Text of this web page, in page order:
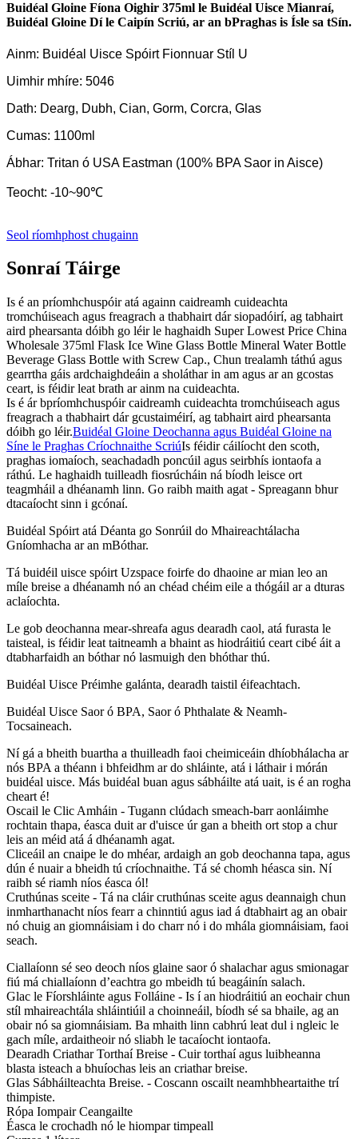
Buidéal Gloine Fíona Oighir 375ml le Buidéal Uisce Mianraí,
Buidéal Gloine Dí le Caipín Scriú, ar an bPraghas is Ísle sa tSín.
Ainm: Buidéal Uisce Spóirt Fionnuar Stíl U
Uimhir mhíre: 5046
Dath: Dearg, Dubh, Cian, Gorm, Corcra, Glas
Cumas: 1100ml
Ábhar: Tritan ó USA Eastman (100% BPA Saor in Aisce)
Teocht: -10~90℃
Seol ríomhphost chugainn
Sonraí Táirge
Is é an príomhchuspóir atá againn caidreamh cuideachta
tromchúiseach agus freagrach a thabhairt dár siopadóirí, ag tabhairt
aird phearsanta dóibh go léir le haghaidh Super Lowest Price China
Wholesale 375ml Flask Ice Wine Glass Bottle Mineral Water Bottle
Beverage Glass Bottle with Screw Cap., Chun trealamh táthú agus
gearrtha gáis ardchaighdeáin a sholáthar in am agus ar an gcostas
ceart, is féidir leat brath ar ainm na cuideachta.
Is é ár bpríomhchuspóir caidreamh cuideachta tromchúiseach agus
freagrach a thabhairt dár gcustaiméirí, ag tabhairt aird phearsanta
dóibh go léir.Buidéal Gloine Deochanna agus Buidéal Gloine na
Síne le Praghas Críochnaithe ScriúIs féidir cáilíocht den scoth,
praghas iomaíoch, seachadadh poncúil agus seirbhís iontaofa a
ráthú. Le haghaidh tuilleadh fiosrúcháin ná bíodh leisce ort
teagmháil a dhéanamh linn. Go raibh maith agat - Spreagann bhur
dtacaíocht sinn i gcónaí.
Buidéal Spóirt atá Déanta go Sonrúil do Mhaireachtálacha
Gníomhacha ar an mBóthar.
Tá buidéil uisce spóirt Uzspace foirfe do dhaoine ar mian leo an
míle breise a dhéanamh nó an chéad chéim eile a thógáil ar a dturas
aclaíochta.
Le gob deochanna mear-shreafa agus dearadh caol, atá furasta le
taisteal, is féidir leat taitneamh a bhaint as hiodráitiú ceart cibé áit a
dtabharfaidh an bóthar nó lasmuigh den bhóthar thú.
Buidéal Uisce Préimhe galánta, dearadh taistil éifeachtach.
Buidéal Uisce Saor ó BPA, Saor ó Phthalate & Neamh-
Tocsaineach.
Ní gá a bheith buartha a thuilleadh faoi cheimiceáin dhíobhálacha ar
nós BPA a théann i bhfeidhm ar do shláinte, atá i láthair i mórán
buidéal uisce. Más buidéal buan agus sábháilte atá uait, is é an rogha
cheart é!
Oscail le Clic Amháin - Tugann clúdach smeach-barr aonláimhe
rochtain thapa, éasca duit ar d'uisce úr gan a bheith ort stop a chur
leis an méid atá á dhéanamh agat.
Cliceáil an cnaipe le do mhéar, ardaigh an gob deochanna tapa, agus
dún é nuair a bheidh tú críochnaithe. Tá sé chomh héasca sin. Ní
raibh sé riamh níos éasca ól!
Cruthúnas sceite - Tá na cláir cruthúnas sceite agus deannaigh chun
inmharthanacht níos fearr a chinntiú agus iad á dtabhairt ag an obair
nó chuig an giomnáisiam i do charr nó i do mhála giomnáisiam, faoi
seach.
Ciallaíonn sé seo deoch níos glaine saor ó shalachar agus smionagar
fiú má chiallaíonn d’eachtra go mbeidh tú beagáinín salach.
Glac le Fíorshláinte agus Folláine - Is í an hiodráitiú an eochair chun
stíl mhaireachtála shláintiúil a choinneáil, bíodh sé sa bhaile, ag an
obair nó sa giomnáisiam. Ba mhaith linn cabhrú leat dul i ngleic le
gach míle, ardaitheoir nó sliabh le tacaíocht iontaofa.
Dearadh Criathar Torthaí Breise - Cuir torthaí agus luibheanna
blasta isteach a bhuíochas leis an criathar breise.
Glas Sábháilteachta Breise. - Coscann oscailt neamhbheartaithe trí
thimpiste.
Rópa Iompair Ceangailte
Éasca le crochadh nó le hiompar timpeall